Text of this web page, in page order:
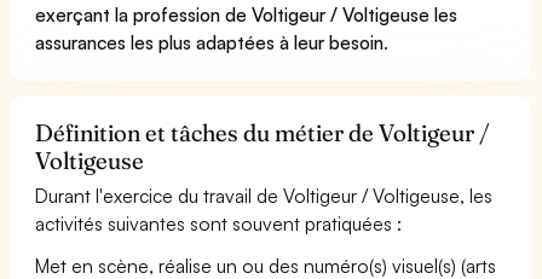
exerçant la profession de Voltigeur / Voltigeuse les
assurances les plus adaptées à leur besoin.
Définition et tâches du métier de Voltigeur /
Voltigeuse
Durant l'exercice du travail de Voltigeur / Voltigeuse, les
activités suivantes sont souvent pratiquées :
Met en scène, réalise un ou des numéro(s) visuel(s) (arts